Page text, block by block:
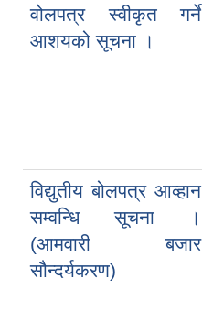
वोलपत्र स्वीकृत गर्ने
आशयको सूचना ।
विद्युतीय बोलपत्र आव्हान
सम्वन्धि सूचना ।
(आमवारी बजार
सौन्दर्यकरण)